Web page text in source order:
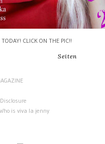
CLICK ON THE PIC!!
Seiten
is viva la jenny